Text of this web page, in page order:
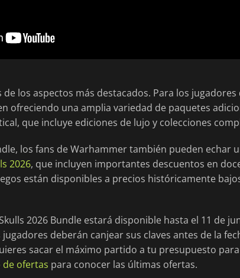
de los aspectos más destacados. Para los
ofreciendo una amplia variedad de paquetes
que incluye ediciones de lujo y colecciones
los fans de Warhammer también pueden echar
2026, que incluyen importantes descuentos en
están disponibles a precios históricamente
2026 Bundle estará disponible hasta el 11 de
deberán canjear sus claves antes de la
sacar el máximo partido a tu presupuesto
ofertas para conocer las últimas ofertas.